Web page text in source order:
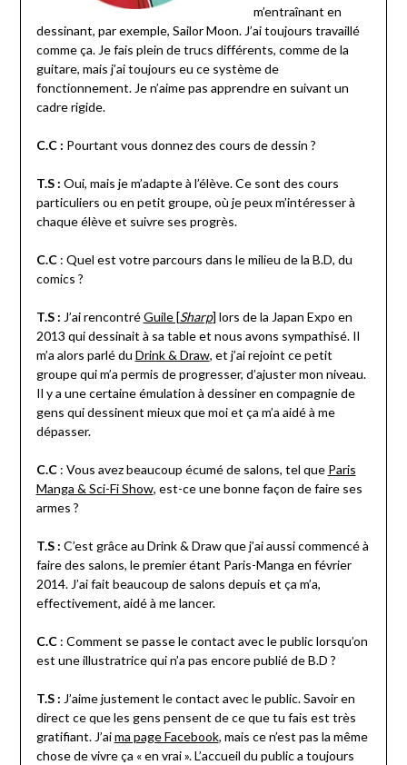
m’entraînant en
dessinant, par exemple, Sailor Moon. J’ai toujours travaillé
comme ça. Je fais plein de trucs différents, comme de la
guitare, mais j’ai toujours eu ce système de
fonctionnement. Je n’aime pas apprendre en suivant un
cadre rigide.
C.C : Pourtant vous donnez des cours de dessin ?
T.S : Oui, mais je m’adapte à l’élève. Ce sont des cours
particuliers ou en petit groupe, où je peux m’intéresser à
chaque élève et suivre ses progrès.
C.C: Quel est votre parcours dans le milieu de la B.D, du
comics ?
T.S : J’ai rencontréGuile [Sharp] lors de la Japan Expo en
2013 qui dessinait à sa table et nous avons sympathisé. Il
m’a alors parlé du Drink & Draw, et j’ai rejoint ce petit
groupe qui m’a permis de progresser, d’ajuster mon niveau.
Il y a une certaine émulation à dessiner en compagnie de
gens qui dessinent mieux que moi et ça m’a aidé à me
dépasser.
C.C: Vous avez beaucoup écumé de salons, tel que Paris
Manga & Sci-Fi Show, est-ce une bonne façon de faire ses
armes ?
T.S : C’est grâce au Drink & Draw que j’ai aussi commencé à
faire des salons, le premier étant Paris-Manga en février
2014. J’ai fait beaucoup de salons depuis et ça m’a,
effectivement, aidé à me lancer.
C.C: Comment se passe le contact avec le public lorsqu’on
est une illustratrice qui n’a pas encore publié de B.D ?
T.S : J’aime justement le contact avec le public. Savoir en
direct ce que les gens pensent de ce que tu fais est très
gratifiant. J’aima page Facebook, mais ce n’est pas la même
chose de vivre ça « en vrai ». L’accueil du public a toujours